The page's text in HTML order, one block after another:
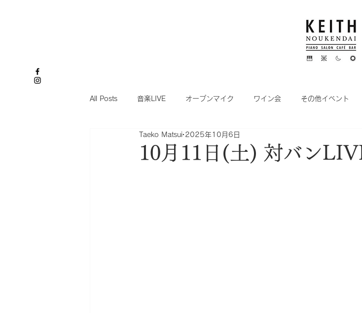
All Posts 音楽LIVE オープンマイク ワイン会 その他イベント
10月11日(土) 対バン
Taeko Matsui 2025年10月6日